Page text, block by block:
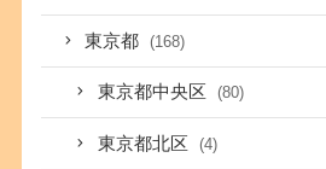
東京都 (168)
東京都中央区 (80)
東京都北区 (4)